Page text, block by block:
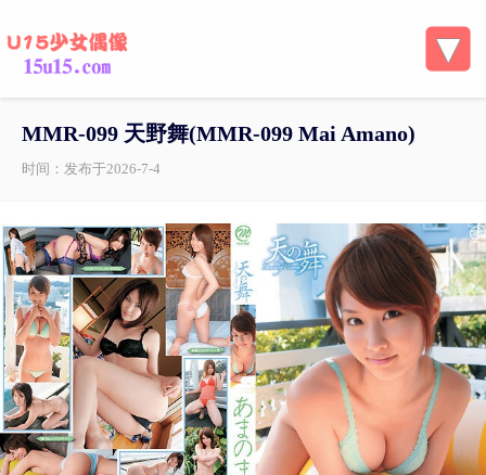
MMR-099 天野舞(MMR-099 Mai Amano)
时间：发布于2026-7-4